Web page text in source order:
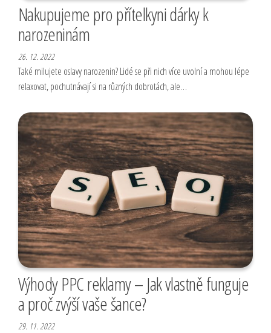
Nakupujeme pro přítelkyni dárky k
narozeninám
26. 12. 2022
Také milujete oslavy narozenin? Lidé se při nich více uvolní a mohou lépe
relaxovat, pochutnávají si na různých dobrotách, ale…
Výhody PPC reklamy – Jak vlastně funguje
a proč zvýší vaše šance?
29. 11. 2022